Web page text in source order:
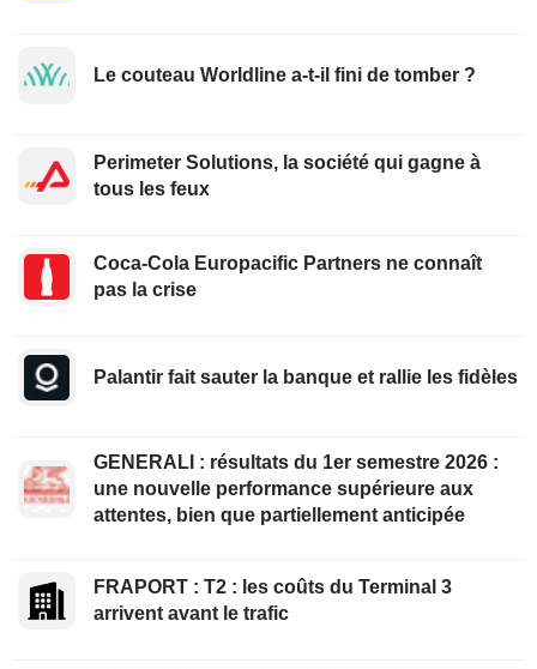
Le couteau Worldline a-t-il fini de tomber ?
Perimeter Solutions, la société qui gagne à
tous les feux
Coca-Cola Europacific Partners ne connaît
pas la crise
Palantir fait sauter la banque et rallie les fidèles
GENERALI : résultats du 1er semestre 2026 :
une nouvelle performance supérieure aux
attentes, bien que partiellement anticipée
FRAPORT : T2 : les coûts du Terminal 3
arrivent avant le trafic